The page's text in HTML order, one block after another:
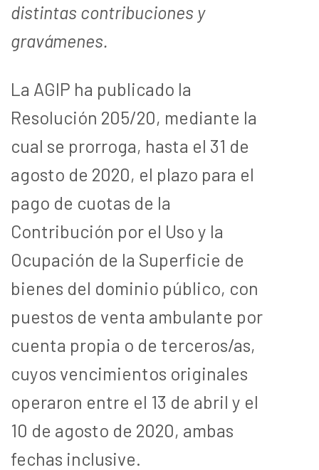
distintas contribuciones y
gravámenes.
La AGIP ha publicado la
Resolución 205/20, mediante la
cual se prorroga, hasta el 31 de
agosto de 2020, el plazo para el
pago de cuotas de la
Contribución por el Uso y la
Ocupación de la Superficie de
bienes del dominio público, con
puestos de venta ambulante por
cuenta propia o de terceros/as,
cuyos vencimientos originales
operaron entre el 13 de abril y el
10 de agosto de 2020, ambas
fechas inclusive.